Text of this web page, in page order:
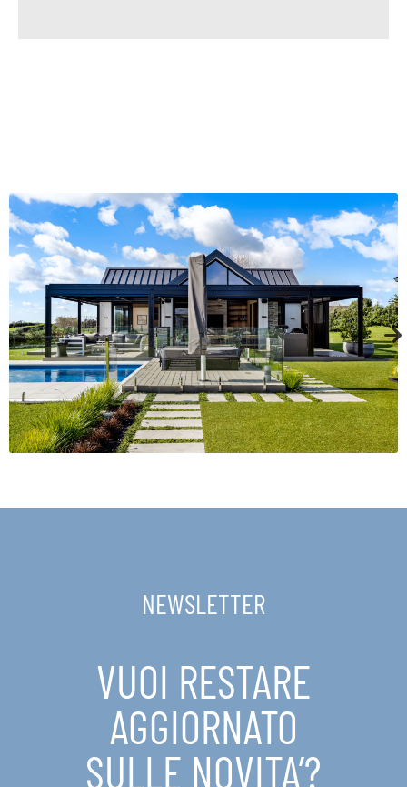
NEWSLETTER
VUOI RESTARE
AGGIORNATO
SULLE NOVITA’?